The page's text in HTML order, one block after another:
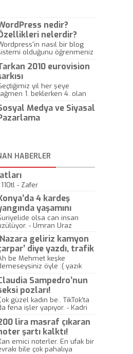
nedir?
nelerdir?
nasıl bir blog
olduğunu öğrenmeniz
2010 eurovision
yıl her şeye
1. beklerken 4. olan
bu yarışmada
olmadığını anlamıştır.
Medya ve Siyasal
HABERLER
- Zafer
4 kardeş
yaşamını
olsa can insan
- Umran Uraz
geliriz kamyon
diye yazdı, trafik
öldü!
be Mehmet keşke
öyle :( yazık
Sampedro’nun
pozları!
güzel kadın be.. TikTok'ta
fena işler yapıyor. - Kadri
lira masraf çıkaran
şartı kalktı!
emici noterler. En ufak bir
bile çok pahalıya